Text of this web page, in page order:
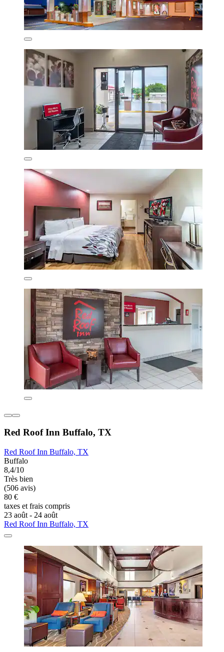
Red Roof Inn Buffalo, TX
Red Roof Inn Buffalo, TX
Buffalo
8,4/10
Très bien
(506 avis)
80 €
taxes et frais compris
23 août - 24 août
Red Roof Inn Buffalo, TX